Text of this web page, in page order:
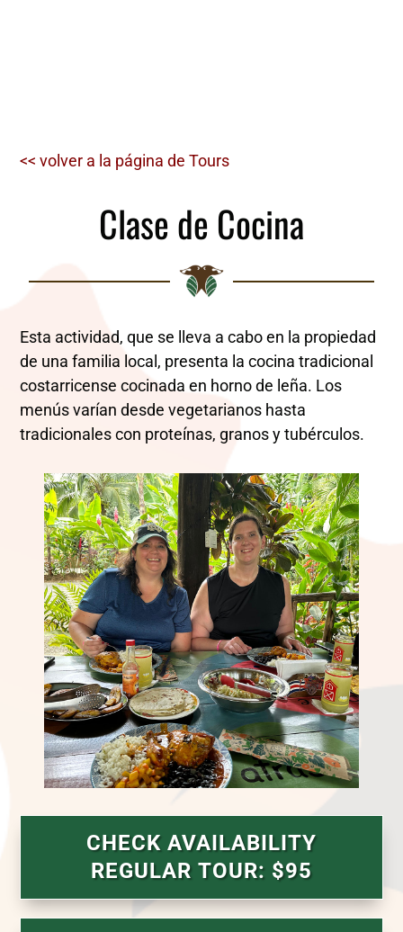
<< volver a la página de Tours
Clase de Cocina
Esta actividad, que se lleva a cabo en la propiedad
de una familia local, presenta la cocina tradicional
costarricense cocinada en horno de leña. Los
menús varían desde vegetarianos hasta
tradicionales con proteínas, granos y tubérculos.
CHECK AVAILABILITY
REGULAR TOUR: $95